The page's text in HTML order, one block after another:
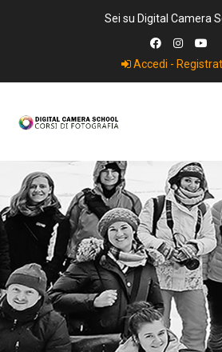
Sei su Digital Camera
Accedi -